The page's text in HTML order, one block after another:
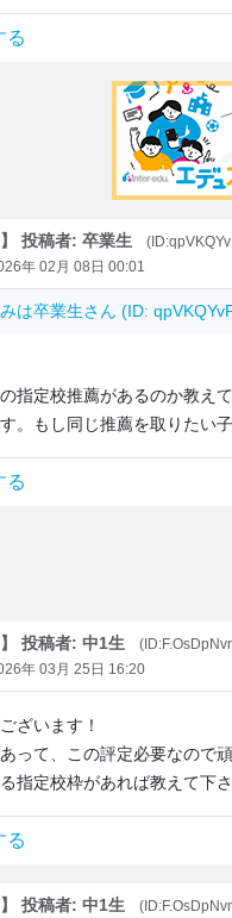
る
】 投稿者: 卒業生
年 02月 08日 00:01
は卒業生さん (ID:
指定校推薦があるのか教え
。もし同じ推薦を取りたい
る
】 投稿者: 中1生
年 03月 25日 16:20
ざいます！
って、この評定必要なので
指定校枠があれば教えて下
る
】 投稿者: 中1生